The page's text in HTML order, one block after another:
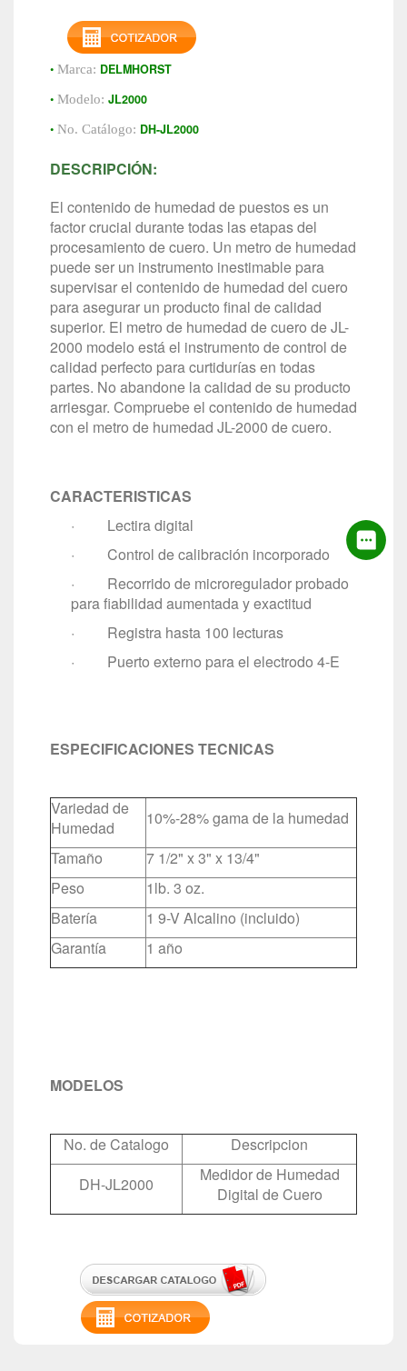
• Marca: DELMHORST
• Modelo: JL2000
• No. Catálogo: DH-JL2000
DESCRIPCIÓN:
El contenido de humedad de puestos es un
factor crucial durante todas las etapas del
procesamiento de cuero. Un metro de humedad
puede ser un instrumento inestimable para
supervisar el contenido de humedad del cuero
para asegurar un producto final de calidad
superior. El metro de humedad de cuero de JL-
2000 modelo está el instrumento de control de
calidad perfecto para curtidurías en todas
partes. No abandone la calidad de su producto
arriesgar. Compruebe el contenido de humedad
con el metro de humedad JL-2000 de cuero.
CARACTERISTICAS
· Lectira digital
· Control de calibración incorporado
· Recorrido de microregulador probado
para fiabilidad aumentada y exactitud
· Registra hasta 100 lecturas
· Puerto externo para el electrodo 4-E
ESPECIFICACIONES TECNICAS
Variedad de
Humedad
10%-28% gama de la humedad
Tamaño
7 1/2" x 3" x 13/4"
Peso
1lb. 3 oz.
Batería
1 9-V Alcalino (incluido)
Garantía
1 año
MODELOS
No. de Catalogo
Descripcion
DH-JL2000
Medidor de Humedad
Digital de Cuero